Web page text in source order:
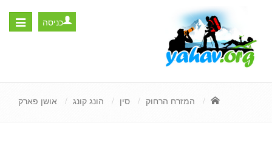
Toggle
כניסה
המזרח הרחוק סין הונג קונג אושן פארק